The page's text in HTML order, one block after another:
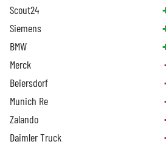
Scout24
Siemens
BMW
Merck
Beiersdorf
Munich Re
Zalando
Daimler Truck